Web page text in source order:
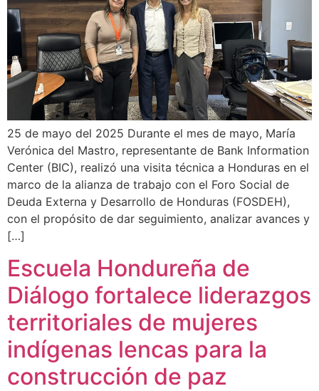
25 de mayo del 2025 Durante el mes de mayo, María
Verónica del Mastro, representante de Bank Information
Center (BIC), realizó una visita técnica a Honduras en el
marco de la alianza de trabajo con el Foro Social de
Deuda Externa y Desarrollo de Honduras (FOSDEH),
con el propósito de dar seguimiento, analizar avances y
[…]
Escuela Hondureña de
Diálogo fortalece liderazgos
territoriales de mujeres
indígenas lencas para la
construcción de paz